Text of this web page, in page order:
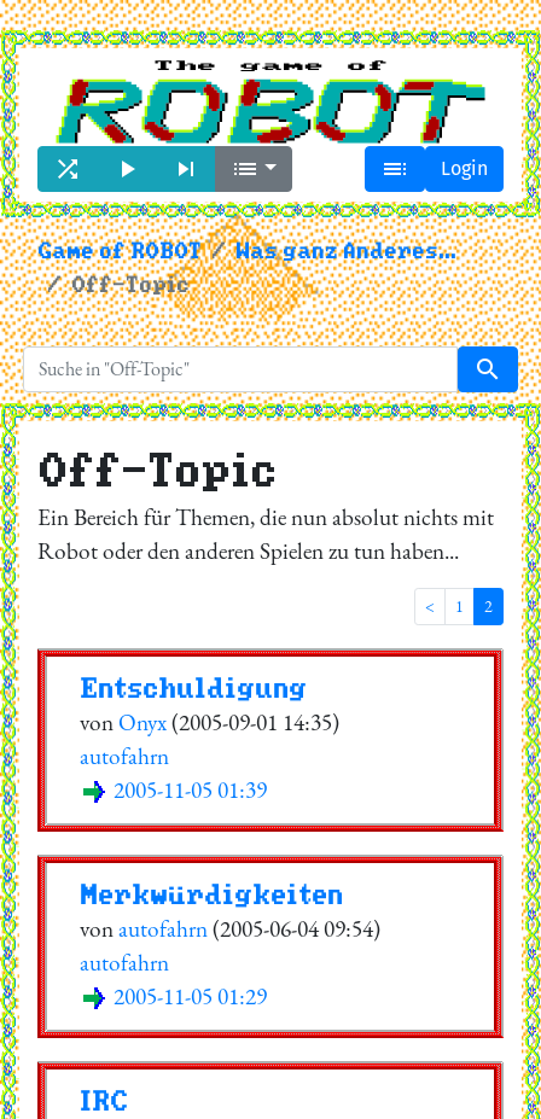
     Login
Game of ROBOT
Was ganz Anderes...
Off-Topic
search
Off-Topic
Ein Bereich für Themen, die nun absolut nichts mit
Robot oder den anderen Spielen zu tun haben...
< 1 2
Entschuldigung
vonOnyx(2005-09-01 14:35)
autofahrn
2005-11-05 01:39
Merkwürdigkeiten
vonautofahrn(2005-06-04 09:54)
autofahrn
2005-11-05 01:29
IRC